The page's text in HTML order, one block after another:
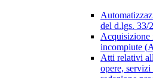
del d.lgs. 33/
Acquisizione
incompiute
Atti relativi
opere,